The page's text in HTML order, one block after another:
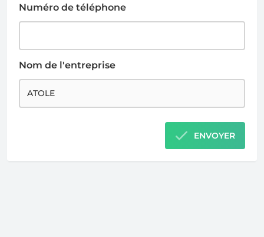
Numéro de téléphone
Nom de l'entreprise
ENVOYER